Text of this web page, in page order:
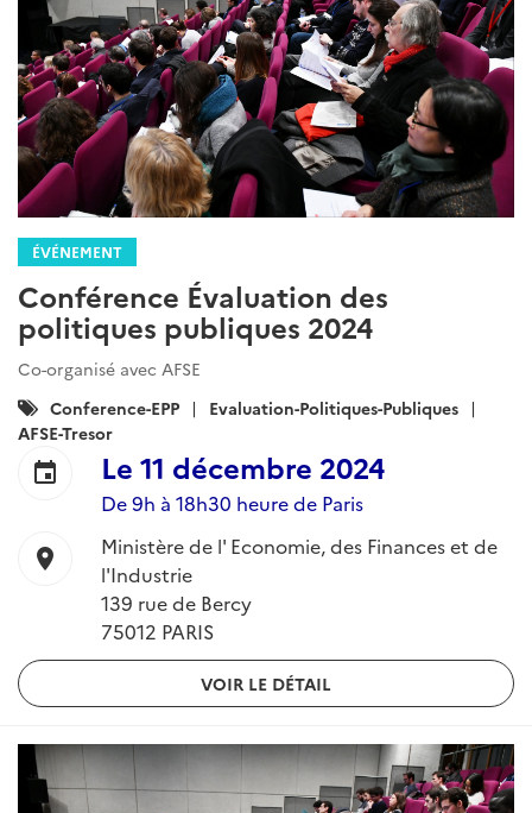
ÉVÉNEMENT
Conférence Évaluation des
politiques publiques 2024
Co-organisé avec AFSE
Catégories
:
Conference-EPP
Evaluation-Politiques-Publiques
AFSE-Tresor
event Le 11 décembre 2024
De 9h à 18h30 heure de Paris
location_on
Ministère de l' Economie, des Finances et de
l'Industrie
139 rue de Bercy
75012 PARIS
VOIR LE DÉTAIL